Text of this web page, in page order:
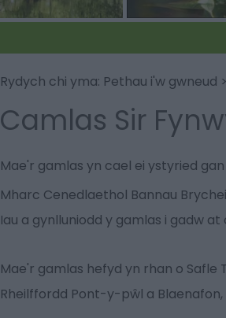
Discover the
Rydych chi yma: Pethau i'w gwneud >
Camlas Sir
Mae'r gamlas yn cael ei ystyried
Mharc Cenedlaethol Bannau
Iau a gynlluniodd y gamlas i gadw
Mae'r gamlas hefyd yn rhan o Safle
Rheilffordd Pont-y-pŵl a